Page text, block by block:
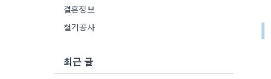
결혼정보
철거공사
최근 글